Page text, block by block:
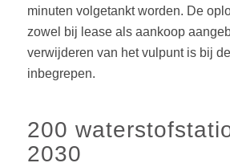
minuten volgetankt worden. De
zowel bij lease als aankoop
verwijderen van het vulpunt is bij
inbegrepen.
200
2030